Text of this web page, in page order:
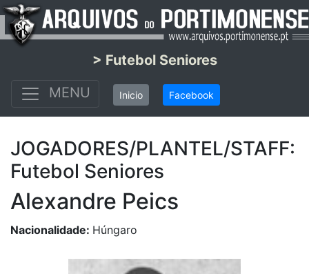
> Futebol Seniores
MENU
Inicio Facebook
JOGADORES/PLANTEL/STAFF:
Futebol Seniores
Alexandre Peics
Nacionalidade: Húngaro